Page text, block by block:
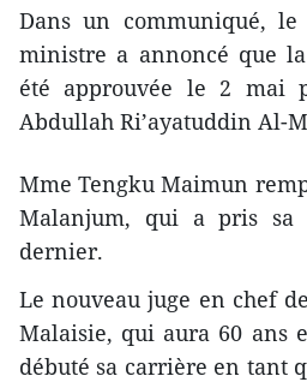
Dans un communiqué,
ministre a annoncé que
été approuvée le 2 mai
Abdullah Ri’ayatuddin Al-
Mme Tengku Maimun
Malanjum, qui a pris
dernier.
Le nouveau juge en chef
Malaisie, qui aura 60 ans
débuté sa carrière en tant